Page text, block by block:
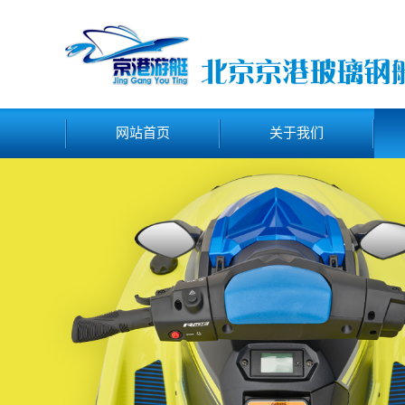
网站首页 关于我们